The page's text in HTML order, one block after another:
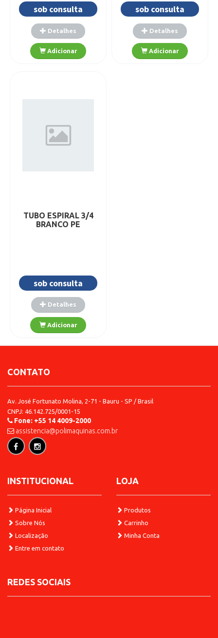
sob consulta
Detalhes
sob consulta
TUBO ESPIRAL 3/4
BRANCO PE
sob consulta
CONTATO
Av. José Fortunato Molina, 2-71 - Bauru - SP / Brasil
CNPJ: 46.142.725/0001-15
Fone: +55 14 4009-2000
assistencia@polimaquinas.com.br
INSTITUCIONAL
Página Inicial
Sobre Nós
Localização
Entre em contato
LOJA
Produtos
Carrinho
Minha Conta
REDES SOCIAIS